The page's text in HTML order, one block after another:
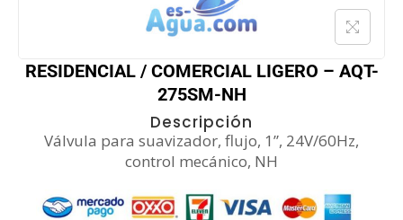
RESIDENCIAL / COMERCIAL LIGERO – AQT-
275SM-NH
Descripción
Válvula para suavizador, flujo, 1”, 24V/60Hz,
control mecánico, NH